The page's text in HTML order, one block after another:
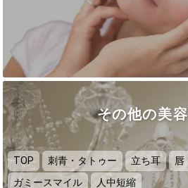
その他の美
TOP 刺青・タトゥー 立ち耳
唇
ガミースマイル
人中短縮